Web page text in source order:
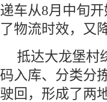
递车从8月中旬
了物流时效，
抵达大龙堡村
码入库、分类分
驶回，形成了